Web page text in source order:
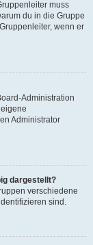
muss
du in die Gruppe
wenn er
Administration
Administrator
dargestellt?
verschiedene
sind.